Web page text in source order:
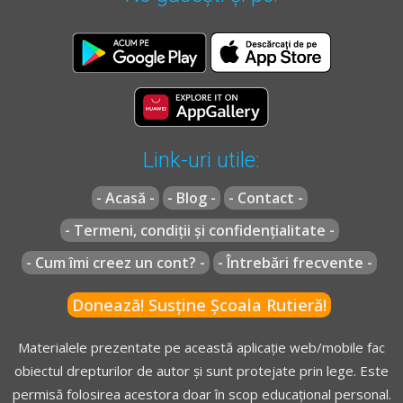
unui pericol imediat
Regulament** - Articolul 148
Se interzice conducătorului de autovehicul, tractor
să folosească în mod abuziv mijloacele de avertizare
** Regulament =REGULAMENT de aplicare a OUG 195/2002
(Regulamentul codului rutier)
Link-uri utile:
- Acasă - - Blog -
- Contact -
- Termeni, condiții și confidențialitate -
- Cum îmi creez un cont? -
- Întrebări frecvente -
Donează! Susține Școala Rutieră!
Materialele prezentate pe această aplicație web/mobile fac
obiectul drepturilor de autor și sunt protejate prin lege. Este
permisă folosirea acestora doar în scop educațional personal.